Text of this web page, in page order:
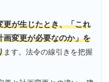
更が生じたとき、「これ
画変更が必要なのか」を
ます。法令の線引きを把握